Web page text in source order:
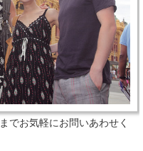
でお気軽にお問いあわせく